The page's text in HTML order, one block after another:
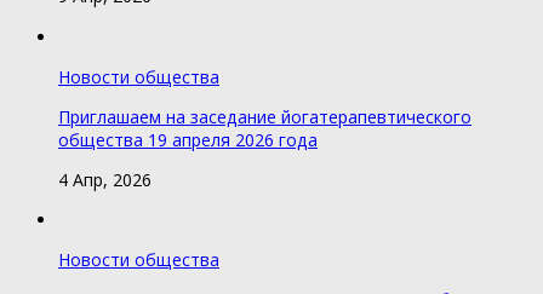
Новости общества
Приглашаем на заседание йогатерапевтического
общества 19 апреля 2026 года
4 Апр, 2026
Новости общества